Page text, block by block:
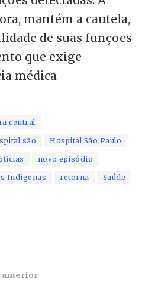
mantém a cautela,
de suas funções
que exige
médica
central
são Hospital São Paulo
novo episódio
Indígenas retorna Saúde
anterior